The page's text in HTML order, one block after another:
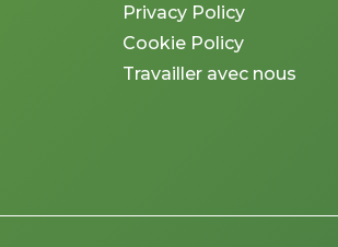
Privacy Policy
Cookie Policy
Travailler avec nous